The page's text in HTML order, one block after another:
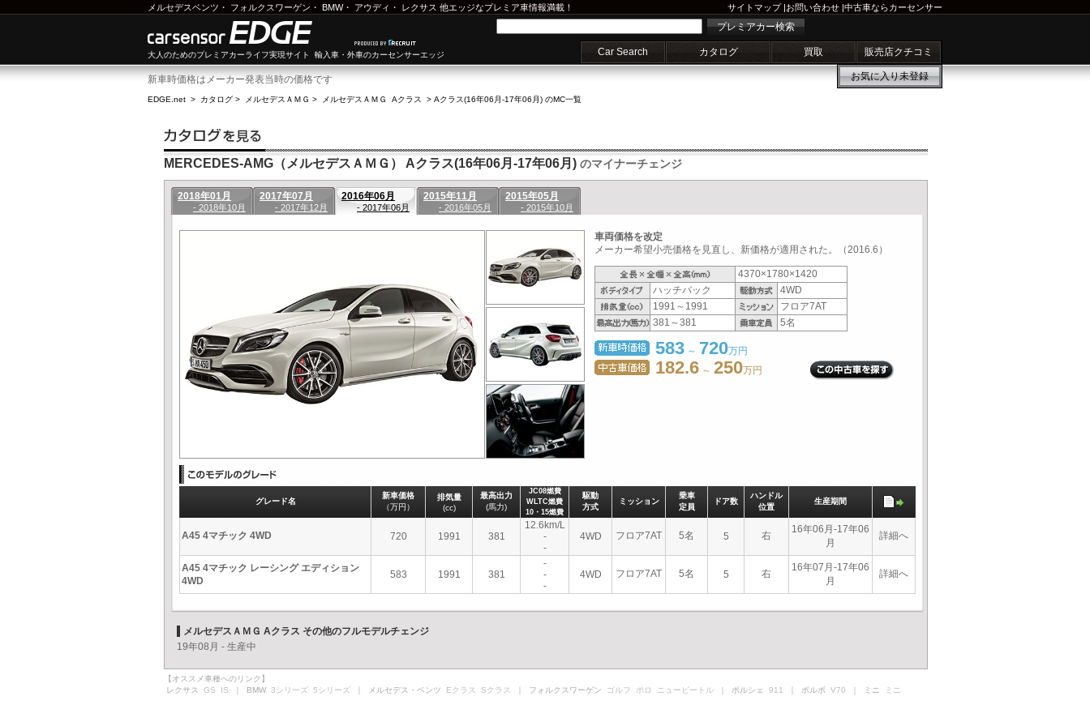
メルセデスベンツ ・ フォルクスワーゲン ・ BMW・ アウディ ・ レクサス 他エッジなプレミア車情報満載！ サイトマップ|お問い合わせ |中古車ならカーセンサー
大人のためのプレミアカーライフ実現サイト 輸入車・外車のカーセンサーエッジ
プレミアカー検索
Car Search カタログ 買取 販売店クチコミ
お気に入り未登録
新車時価格はメーカー発表当時の価格です
EDGE.net > カタログ > メルセデスＡＭＧ > メルセデスＡＭＧ Aクラス > Aクラス(16年06月-17年06月) のMC一覧
MERCEDES-AMG（メルセデスＡＭＧ） Aクラス(16年06月-17年06月) のマイナーチェンジ
2018年01月
- 2018年10月
2017年07月
- 2017年12月
2016年06月
- 2017年06月
2015年11月
- 2016年05月
2015年05月
- 2015年10月
車両価格を改定
メーカー希望小売価格を見直し、新価格が適用された。（2016.6）
4370×1780×1420
ハッチバック
4WD
1991～1991
フロア7AT
381～381
5名
583 ～ 720万円
182.6 ～ 250万円
グレード名
新車価格
（万円）
排気量
(cc)
最高出力
(馬力)
JC08燃費
WLTC燃費
10・15燃費
駆動
方式
ミッション
乗車
定員
ドア数
ハンドル
位置
生産期間
A45 4マチック 4WD 720 1991 381
12.6km/L
-
-
4WD フロア7AT 5名 5 右
16年06月-17年06
月
詳細へ
A45 4マチック レーシング エディション
4WD
583 1991 381
-
-
-
4WD フロア7AT 5名 5 右
16年07月-17年06
月
詳細へ
メルセデスＡＭＧ Aクラス その他のフルモデルチェンジ
19年08月 - 生産中
【オススメ車種へのリンク】
レクサス GS IS ｜ BMW 3シリーズ 5シリーズ ｜ メルセデス・ベンツ Eクラス Sクラス ｜ フォルクスワーゲン ゴルフ ポロ ニュービートル ｜ ポルシェ 911 ｜ ボルボ V70 ｜ ミニ ミニ